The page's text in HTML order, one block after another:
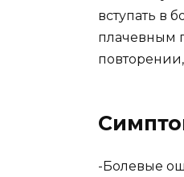
вступать в
плачевным
-Болевые